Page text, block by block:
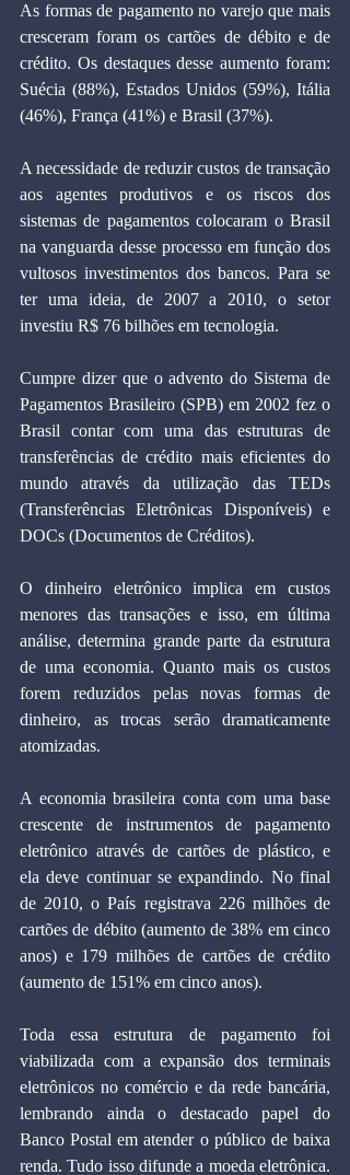
As formas de pagamento no varejo que mais
cresceram foram os cartões de débito e de
crédito. Os destaques desse aumento foram:
Suécia (88%), Estados Unidos (59%), Itália
(46%), França (41%) e Brasil (37%).
A necessidade de reduzir custos de transação
aos agentes produtivos e os riscos dos
sistemas de pagamentos colocaram o Brasil
na vanguarda desse processo em função dos
vultosos investimentos dos bancos. Para se
ter uma ideia, de 2007 a 2010, o setor
investiu R$ 76 bilhões em tecnologia.
Cumpre dizer que o advento do Sistema de
Pagamentos Brasileiro (SPB) em 2002 fez o
Brasil contar com uma das estruturas de
transferências de crédito mais eficientes do
mundo através da utilização das TEDs
(Transferências Eletrônicas Disponíveis) e
DOCs (Documentos de Créditos).
O dinheiro eletrônico implica em custos
menores das transações e isso, em última
análise, determina grande parte da estrutura
de uma economia. Quanto mais os custos
forem reduzidos pelas novas formas de
dinheiro, as trocas serão dramaticamente
atomizadas.
A economia brasileira conta com uma base
crescente de instrumentos de pagamento
eletrônico através de cartões de plástico, e
ela deve continuar se expandindo. No final
de 2010, o País registrava 226 milhões de
cartões de débito (aumento de 38% em cinco
anos) e 179 milhões de cartões de crédito
(aumento de 151% em cinco anos).
Toda essa estrutura de pagamento foi
viabilizada com a expansão dos terminais
eletrônicos no comércio e da rede bancária,
lembrando ainda o destacado papel do
Banco Postal em atender o público de baixa
renda. Tudo isso difunde a moeda eletrônica.